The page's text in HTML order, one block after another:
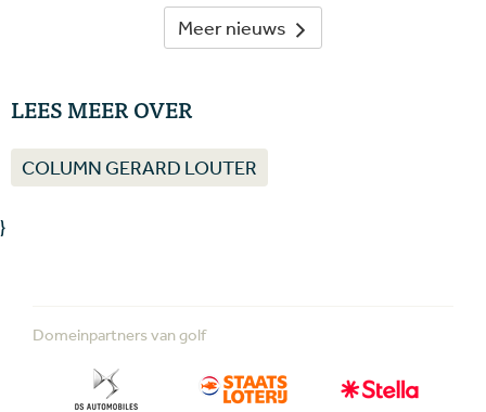
Meer nieuws
LEES MEER OVER
COLUMN GERARD LOUTER
}
Domeinpartners van golf